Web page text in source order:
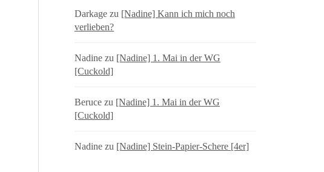
Darkage zu [Nadine] Kann ich mich noch
verlieben?
Nadine zu [Nadine] 1. Mai in der WG
[Cuckold]
Beruce zu [Nadine] 1. Mai in der WG
[Cuckold]
Nadine zu [Nadine] Stein-Papier-Schere [4er]